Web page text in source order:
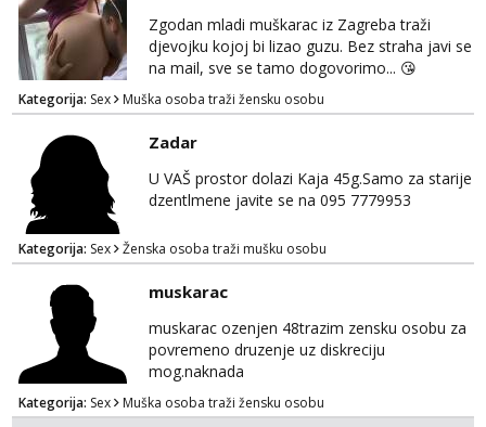
Zgodan mladi muškarac iz Zagreba traži
djevojku kojoj bi lizao guzu. Bez straha javi se
na mail, sve se tamo dogovorimo... 😘
Kategorija: Sex Muška osoba traži žensku osobu
Zadar
U VAŠ prostor dolazi Kaja 45g.Samo za starije
dzentlmene javite se na 095 7779953
Kategorija: Sex Ženska osoba traži mušku osobu
muskarac
muskarac ozenjen 48trazim zensku osobu za
povremeno druzenje uz diskreciju
mog.naknada
Kategorija: Sex Muška osoba traži žensku osobu